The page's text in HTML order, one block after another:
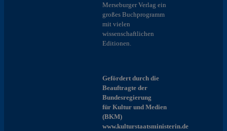
Merseburger Verlag ein
großes Buchprogramm
mit vielen
wissenschaftlichen
Editionen.
Gefördert durch die
Beauftragte der
Bundesregierung
für Kultur und Medien
(BKM)
www.kulturstaatsministerin.de